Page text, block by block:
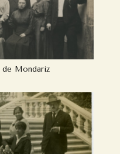
Mondariz